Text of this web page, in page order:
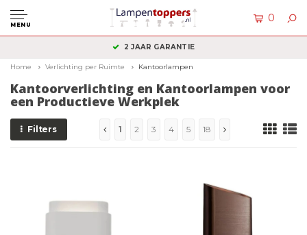
MENU
0
KLANTENSERVICE: +31 (0)36 2340050
Home Verlichting per Ruimte Kantoorlampen
Kantoorverlichting en Kantoorlampen voor
een Productieve Werkplek
Filters 1 2 3 4 5 18